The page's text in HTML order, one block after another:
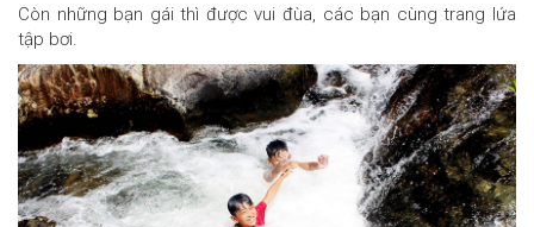
Còn những bạn gái thì được vui đùa, các bạn cùng trang lứa
tập bơi.